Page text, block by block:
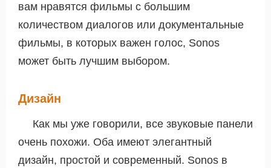
вам нравятся фильмы с большим
количеством диалогов или документальные
фильмы, в которых важен голос, Sonos
может быть лучшим выбором.
Дизайн
Как мы уже говорили, все звуковые панели
очень похожи. Оба имеют элегантный
дизайн, простой и современный. Sonos в